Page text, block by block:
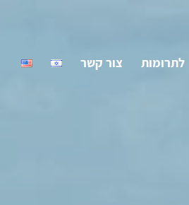
לתרומות צור קשר